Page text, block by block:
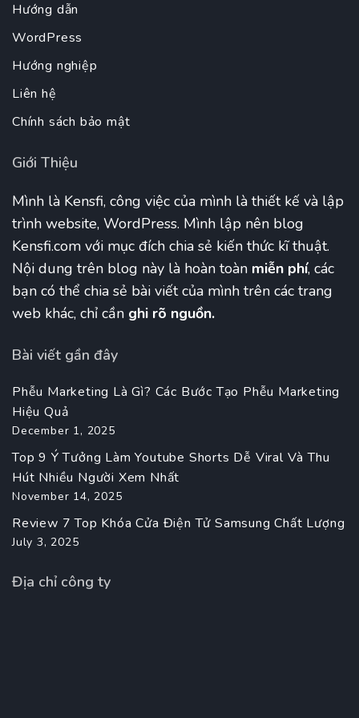
Hướng dẫn
WordPress
Hướng nghiệp
Liên hệ
Chính sách bảo mật
Giới Thiệu
Mình là Kensfi, công việc của mình là thiết kế và lập
trình website, WordPress. Mình lập nên blog
Kensfi.com với mục đích chia sẻ kiến thức kĩ thuật.
Nội dung trên blog này là hoàn toàn miễn phí, các
bạn có thể chia sẻ bài viết của mình trên các trang
web khác, chỉ cần ghi rõ nguồn.
Bài viết gần đây
Phễu Marketing Là Gì? Các Bước Tạo Phễu Marketing
Hiệu Quả
December 1, 2025
Top 9 Ý Tưởng Làm Youtube Shorts Dễ Viral Và Thu
Hút Nhiều Người Xem Nhất
November 14, 2025
Review 7 Top Khóa Cửa Điện Tử Samsung Chất Lượng
July 3, 2025
Địa chỉ công ty